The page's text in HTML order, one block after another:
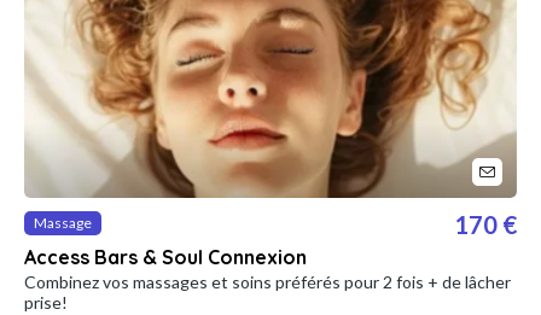
Massage
Access Bars & Soul Connexion
170 €
Combinez vos massages et soins préférés pour 2 fois + de lâcher
prise!